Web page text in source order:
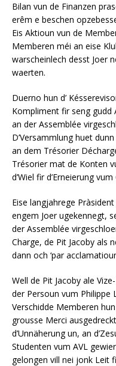
Bilan vun de Finanzen
erêm e beschen
Eis Aktioun vun de
Memberen méi an eise
warscheinlech desst Joer
waerten.
Duerno hun d’
Kompliment fir seng gudd
an der Assemblée
D’Versammlung huet
an dem Trésorier
Trésorier mat de Konten
d’Wiel fir d’Erneierung
Eise langjahrege
engem Joer ugekennegt,
der Assemblée
Charge, de Pit Jacoby als
dann och ‘par
Well de Pit Jacoby ale
der Persoun vum Philippe
Verschidde Memberen
grousse Merci
d’Unnäherung un, an
Studenten vum AVL
gelongen vill nei jonk Leit